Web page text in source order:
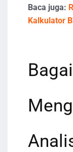
Baca juga:
Kalkulator